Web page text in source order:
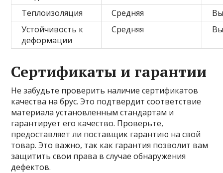
Теплоизоляция
Средняя
Устойчивость к
деформации
Средняя
Сертификаты и гарантии
Не забудьте проверить наличие сертификатов
качества на брус. Это подтвердит соответствие
материала установленным стандартам и
гарантирует его качество. Проверьте,
предоставляет ли поставщик гарантию на свой
товар. Это важно, так как гарантия позволит вам
защитить свои права в случае обнаружения
дефектов.